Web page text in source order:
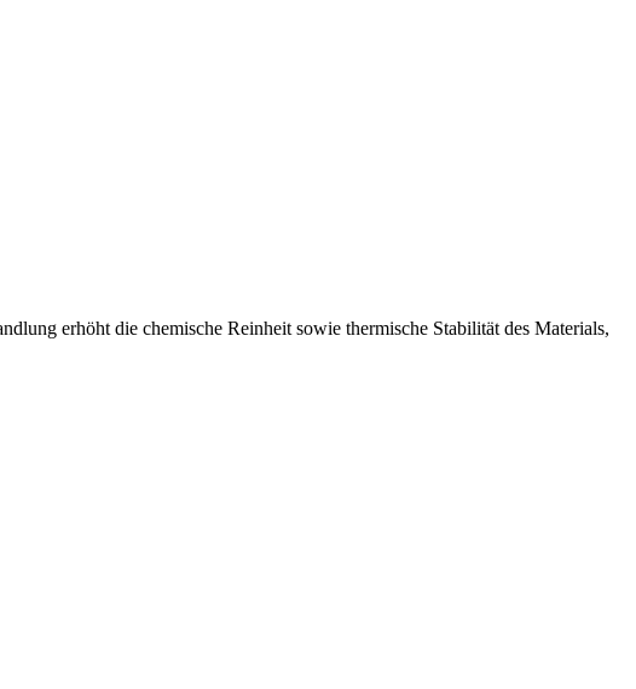
erhöht die chemische Reinheit sowie thermische Stabilität des Materials,